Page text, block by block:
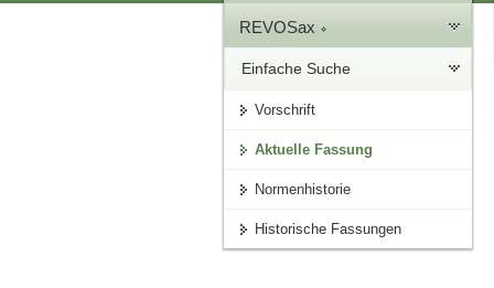
REVOSax
Einfache Suche
Vorschrift
Aktuelle Fassung
Normenhistorie
Historische Fassungen